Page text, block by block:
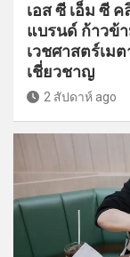
เอส ซี เอ็ม ซี
แบรนด์ ก้าวข้
เวชศาสตร์เม
เชี่ยวชาญ
2 สัปดาห์ ago